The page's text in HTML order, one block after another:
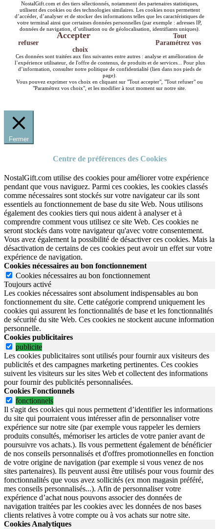
NostalGift.com et des tiers sélectionnés, notamment des partenaires statistiques,
utilisent des cookies ou des technologies similaires. Les cookies nous permettent
d’accéder, d’analyser et de stocker des informations telles que les caractéristiques de
votre terminal ainsi que certaines données personnelles (par exemple : adresses IP,
données de navigation, d’utilisation ou de géolocalisation, identifiants uniques).
Accepter
Tout
refuser
Paramétrez vos
choix
Ces données sont traitées aux fins suivantes entre autres : analyse et amélioration de
l’expérience utilisateur, de l'offre de contenus, de produits et de services... Pour plus
d’information, consulter notre politique de confidentialité (lien dans nos pieds de
page).
Vous pouvez exprimer vos choix en cliquant sur "Tout accepter", "Tout refuser" ou
"Paramétrez vos choix", et les modifier à tout moment sur notre site.
Fermer
Centre de préférences des Cookies
NostalGift.com utilise des cookies pour améliorer votre expérience
pendant que vous naviguez. Parmi ces cookies, les cookies classés
comme nécessaires sont stockés sur votre navigateur car ils sont
essentiels au fonctionnement de base du site Web. Nous utilisons
également des cookies tiers qui nous aident à analyser et à
comprendre comment vous utilisez ce site Web. Ces cookies ne
seront stockés dans votre navigateur qu'avec votre consentement.
Vous avez également la possibilité de désactiver ces cookies. Mais la
désactivation de certains de ces cookies peut avoir un effet sur votre
expérience de navigation.
Cookies nécessaires au bon fonctionnement
Cookies nécessaires au bon fonctionnement
Toujours activé
Les cookies nécessaires sont absolument indispensables au bon
fonctionnement du site. Cette catégorie comprend uniquement les
cookies qui assurent les fonctionnalités de base et les fonctionnalités
de sécurité du site Web. Ces cookies ne stockent aucune information
personnelle.
Cookies publicitaires
publicite
Les cookies publicitaires sont utilisés pour fournir aux visiteurs des
publicités et des campagnes marketing pertinentes. Ces cookies
suivent les visiteurs sur les sites Web et collectent des informations
pour fournir des publicités personnalisées.
Cookies Fonctionnels
fonctionnels
Il s'agit des cookies qui nous permettent d’identifier les informations
du site qui pourraient vous intéresser afin de personnaliser votre
expérience sur notre site (par exemple vous rappeler les derniers
produits consultés, mémoriser les articles de votre panier avant de
poursuivre vos achats.). Ils vous permettent également de bénéficier
de nos conseils personnalisés et d'offres promotionnelles en fonction
de votre origine de navigation (par exemple si vous venez de nos
sites partenaires). Ils peuvent aussi être utilisés pour vous fournir des
fonctionnalités que vous avez sollicités (ex mon magasin préféré,
mes conseils personnalisés...). Afin de personnaliser votre
expérience d’achat nous pouvons associer des données de
navigation traitées par les cookies avec les données de nos bases
clients relatives à votre compte ou à vos achats sur notre site.
Cookies Analytiques